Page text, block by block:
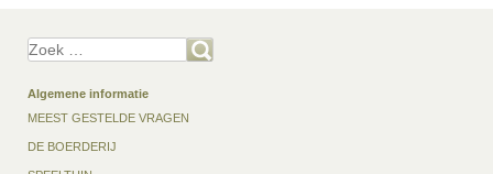
Zoek
Algemene informatie
MEEST GESTELDE VRAGEN
DE BOERDERIJ